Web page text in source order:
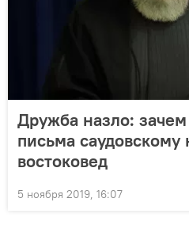
Дружба назло:
письма
востоковед
5 ноября 2019, 16:07